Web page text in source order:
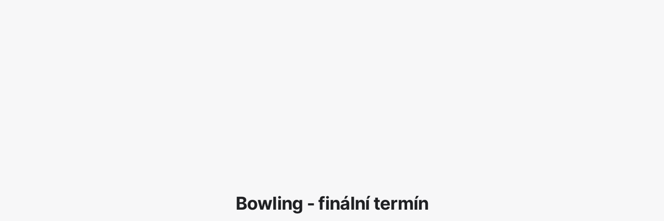
Bowling - finální termín